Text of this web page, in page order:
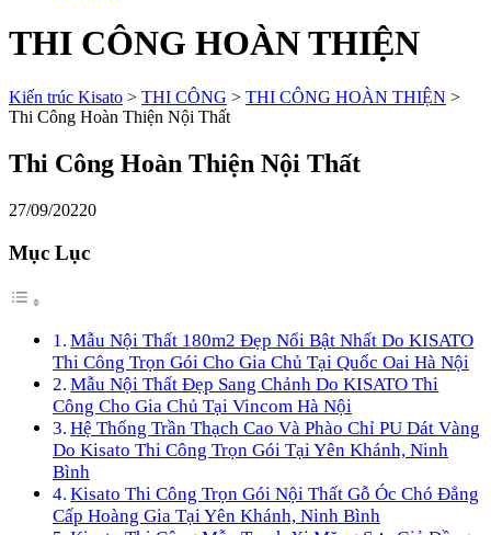
THI CÔNG HOÀN THIỆN
Kiến trúc Kisato > THI CÔNG > THI CÔNG HOÀN THIỆN >
Thi Công Hoàn Thiện Nội Thất
Thi Công Hoàn Thiện Nội Thất
27/09/20220
Mục Lục
Mẫu Nội Thất 180m2 Đẹp Nổi Bật Nhất Do KISATO
Thi Công Trọn Gói Cho Gia Chủ Tại Quốc Oai Hà Nội
Mẫu Nội Thất Đẹp Sang Chảnh Do KISATO Thi
Công Cho Gia Chủ Tại Vincom Hà Nội
Hệ Thống Trần Thạch Cao Và Phào Chỉ PU Dát Vàng
Do Kisato Thi Công Trọn Gói Tại Yên Khánh, Ninh
Bình
Kisato Thi Công Trọn Gói Nội Thất Gỗ Óc Chó Đẳng
Cấp Hoàng Gia Tại Yên Khánh, Ninh Bình